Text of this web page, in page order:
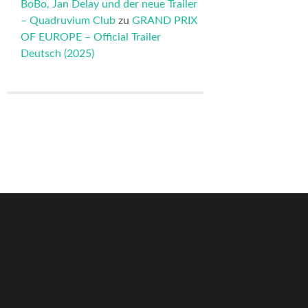
BoBo, Jan Delay und der neue Trailer
– Quadruvium Club zu GRAND PRIX
OF EUROPE – Official Trailer
Deutsch (2025)